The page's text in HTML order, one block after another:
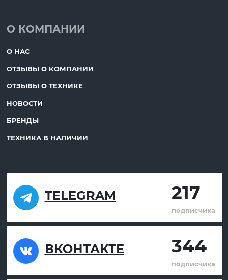
О КОМПАНИИ
О НАС
ОТЗЫВЫ О КОМПАНИИ
ОТЗЫВЫ О ТЕХНИКЕ
НОВОСТИ
БРЕНДЫ
ТЕХНИКА В НАЛИЧИИ
TELEGRAM 217
подписчика
ВКОНТАКТЕ 344
подписчика